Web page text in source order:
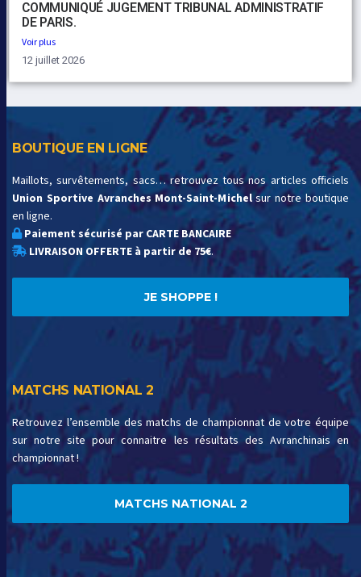
COMMUNIQUÉ JUGEMENT TRIBUNAL ADMINISTRATIF
DE PARIS.
Voir plus
12 juillet 2026
BOUTIQUE EN LIGNE
Maillots, survêtements, sacs… retrouvez tous nos articles officiels
Union Sportive Avranches Mont-Saint-Michelsur notre boutique
en ligne.
Paiement sécurisé par CARTE BANCAIRE
LIVRAISON OFFERTE à partir de 75€.
JE SHOPPE !
MATCHS NATIONAL 2
Retrouvez l’ensemble des matchs de championnat de votre équipe
sur notre site pour connaitre les résultats des Avranchinais en
championnat !
MATCHS NATIONAL 2